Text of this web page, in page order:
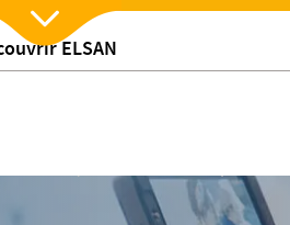
ELSAN
menu
hospitaliers dans les cliniques